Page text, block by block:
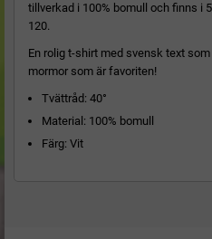
tillverkad i 100% bomull och finns i
120.
En rolig t-shirt med svensk text
mormor som är favoriten!
Tvättråd: 40°
Material: 100% bomull
Färg: Vit